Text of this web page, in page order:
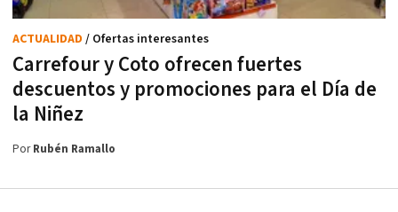
Carrefour y Coto ofrecen fuertes
descuentos y promociones para el Día de
la Niñez
ACTUALIDAD / Ofertas interesantes
PorRubén Ramallo